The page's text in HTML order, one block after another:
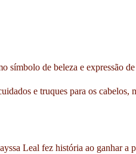
símbolo de beleza e expressão
e truques para os
Leal fez história ao ganhar a